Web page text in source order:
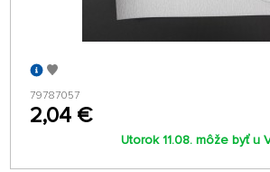
79787057
2,04 €
Utorok 11.08. môže byť u